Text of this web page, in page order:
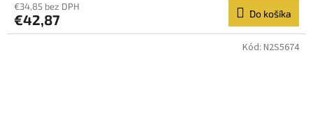
€34,85 bez DPH
€42,87 Do košíka
Kód: N2S5674